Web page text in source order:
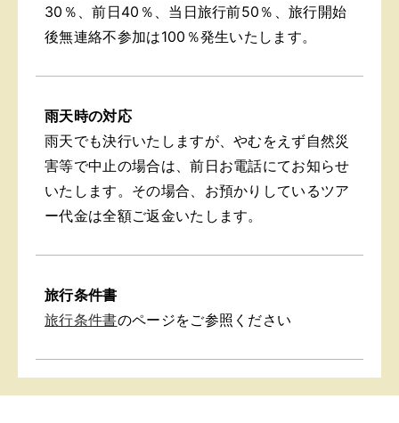
30％、前日40％、当日旅行前50％、旅行開始
後無連絡不参加は100％発生いたします。
雨天時の対応
雨天でも決行いたしますが、やむをえず自然災
害等で中止の場合は、前日お電話にてお知らせ
いたします。その場合、お預かりしているツア
ー代金は全額ご返金いたします。
旅行条件書
旅行条件書のページをご参照ください